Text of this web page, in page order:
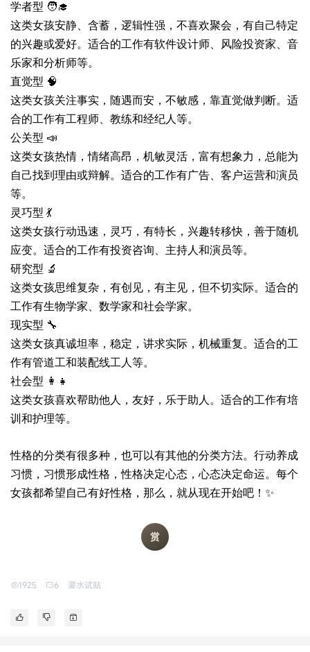
学者型 🧑‍🎓
这类女孩安静、含蓄，逻辑性强，不喜欢聚会，有自己特定
的兴趣或爱好。适合的工作有软件设计师、风险投资家、音
乐家和分析师等。
直觉型 🧠
这类女孩关注事实，随遇而安，不敏感，靠直觉做判断。适
合的工作有工程师、教练和经纪人等。
公关型 📣
这类女孩热情，情绪高昂，机敏灵活，富有想象力，总能为
自己找到理由或辩解。适合的工作有广告、客户运营和演员
等。
灵巧型 💃
这类女孩行动迅速，灵巧，有特长，兴趣转移快，善于随机
应变。适合的工作有投资咨询、主持人和演员等。
研究型 🔬
这类女孩思维复杂，有创见，有主见，但不切实际。适合的
工作有生物学家、数学家和社会学家。
现实型 🔧
这类女孩真诚坦率，稳定，讲求实际，机械重复。适合的工
作有管道工和装配线工人等。
社会型 👩‍👧
这类女孩喜欢帮助他人，友好，乐于助人。适合的工作有培
训和护理等。
性格的分类有很多种，也可以有其他的分类方法。行动养成
习惯，习惯形成性格，性格决定心态，心态决定命运。每个
女孩都希望自己有好性格，那么，就从现在开始吧！✨
1925 6 灌水试贴